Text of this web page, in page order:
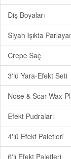
Diş Boyaları
Siyah Işıkta
Crepe Saç
3'lü Yara-Efekt Seti
Nose & Scar Wax-
Efekt Pudraları
4'lü Efekt Paletleri
6'lı Efekt Paletleri